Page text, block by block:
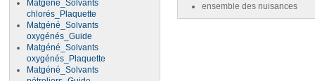
Matgéné_Solvants
chlorés_Plaquette
Matgéné_Solvants
oxygénés_Guide
Matgéné_Solvants
oxygénés_Plaquette
Matgéné_Solvants
ensemble des nuisances